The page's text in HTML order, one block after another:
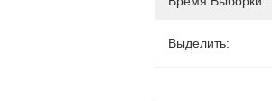
Выделить: